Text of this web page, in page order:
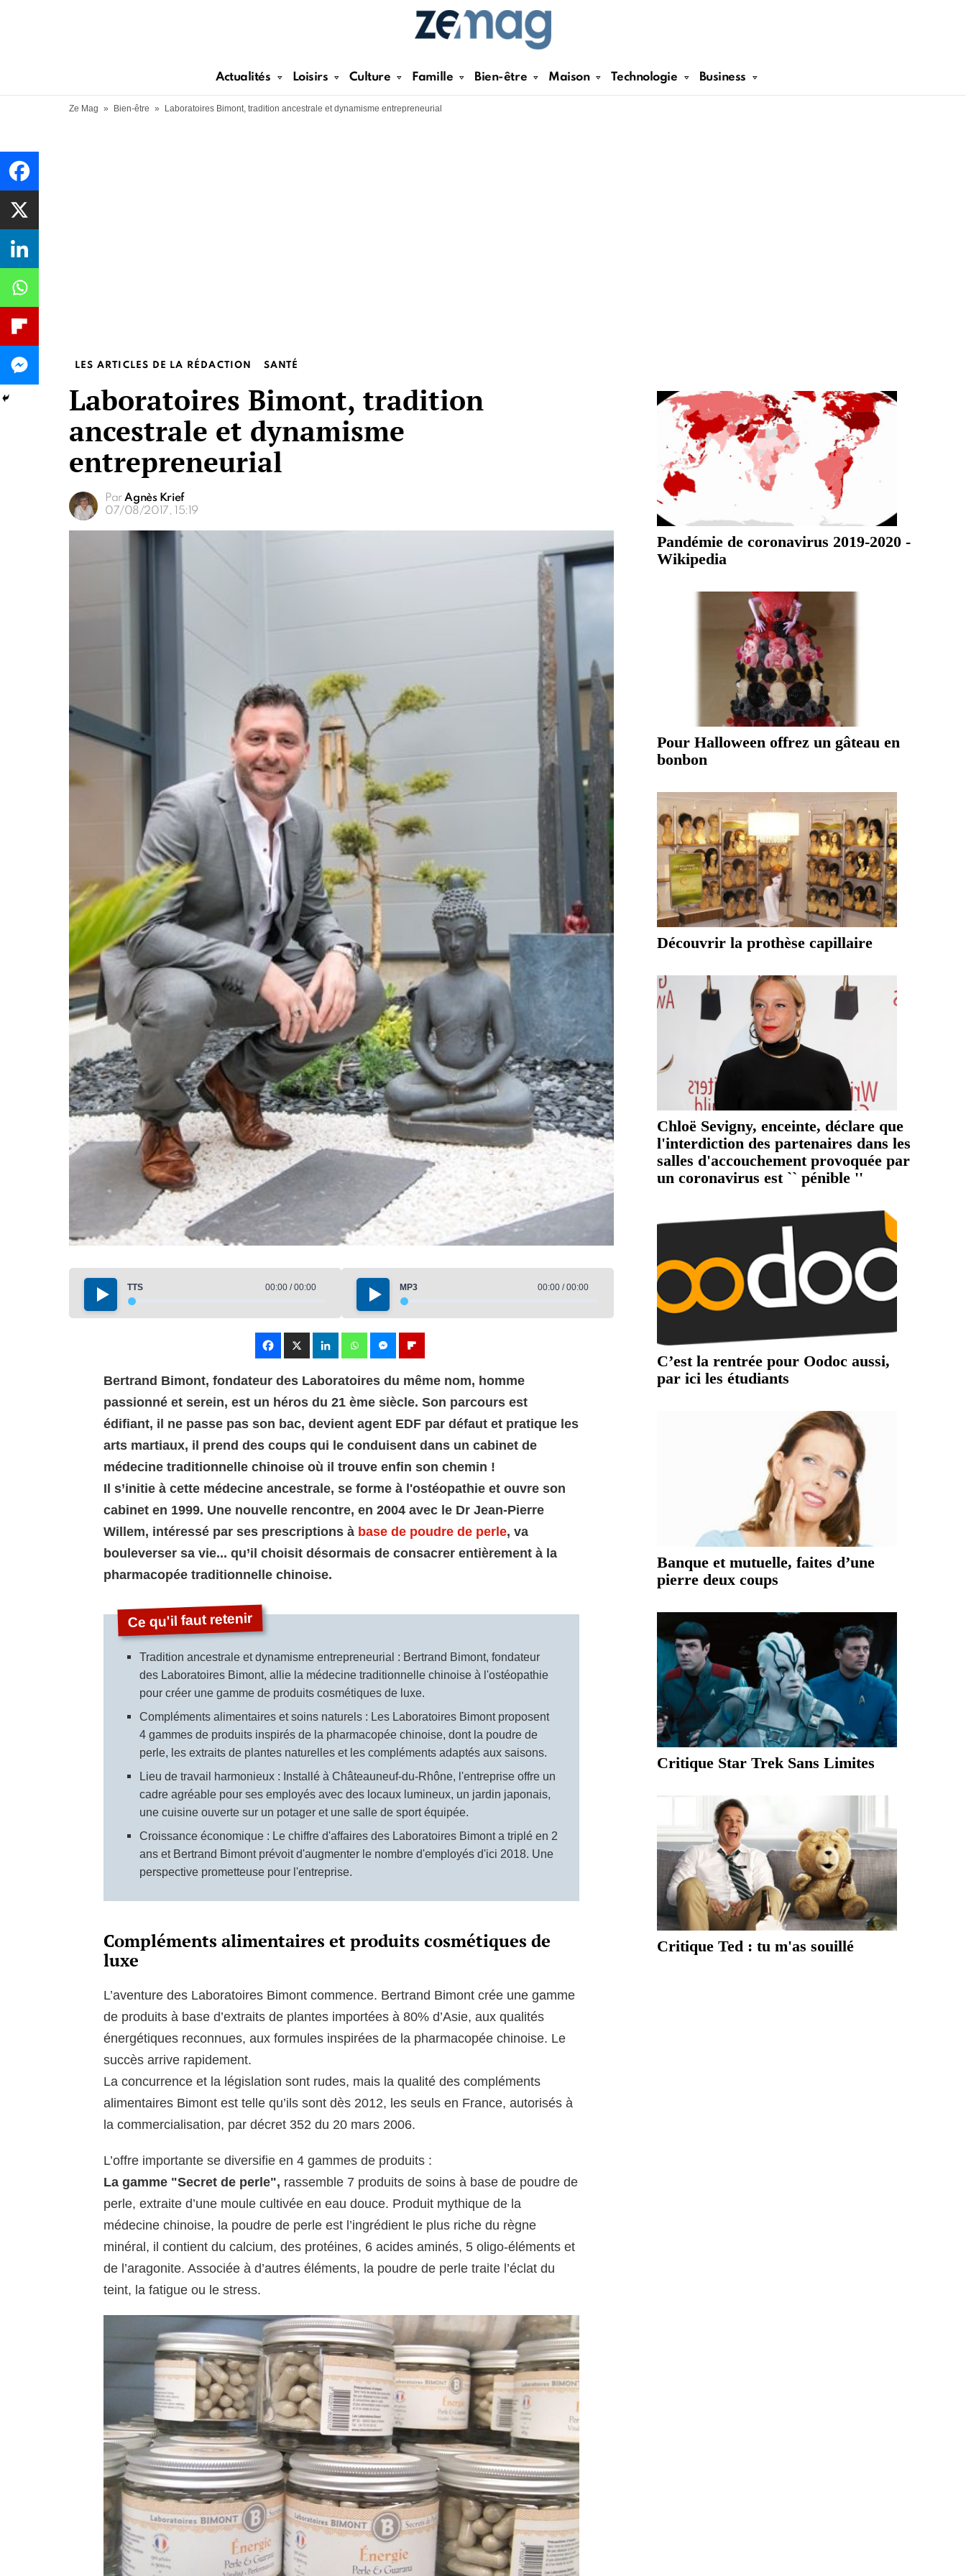
Actualités Loisirs Culture Famille Bien-être Maison Technologie Business
Ze Mag » Bien-être » Laboratoires Bimont, tradition ancestrale et dynamisme entrepreneurial
LES ARTICLES DE LA RÉDACTION SANTÉ
Laboratoires Bimont, tradition
ancestrale et dynamisme
entrepreneurial
Par Agnès Krief
07/08/2017, 15:19
TTS 00:00 / 00:00 MP3 00:00 / 00:00
Bertrand Bimont, fondateur des Laboratoires du même nom, homme
passionné et serein, est un héros du 21 ème siècle. Son parcours est
édifiant, il ne passe pas son bac, devient agent EDF par défaut et pratique les
arts martiaux, il prend des coups qui le conduisent dans un cabinet de
médecine traditionnelle chinoise où il trouve enfin son chemin !
Il s’initie à cette médecine ancestrale, se forme à l'ostéopathie et ouvre son
cabinet en 1999. Une nouvelle rencontre, en 2004 avec le Dr Jean-Pierre
Willem, intéressé par ses prescriptions à base de poudre de perle, va
bouleverser sa vie... qu’il choisit désormais de consacrer entièrement à la
pharmacopée traditionnelle chinoise.
Tradition ancestrale et dynamisme entrepreneurial : Bertrand Bimont, fondateur
des Laboratoires Bimont, allie la médecine traditionnelle chinoise à l'ostéopathie
pour créer une gamme de produits cosmétiques de luxe.
Compléments alimentaires et soins naturels : Les Laboratoires Bimont proposent
4 gammes de produits inspirés de la pharmacopée chinoise, dont la poudre de
perle, les extraits de plantes naturelles et les compléments adaptés aux saisons.
Lieu de travail harmonieux : Installé à Châteauneuf-du-Rhône, l'entreprise offre un
cadre agréable pour ses employés avec des locaux lumineux, un jardin japonais,
une cuisine ouverte sur un potager et une salle de sport équipée.
Croissance économique : Le chiffre d'affaires des Laboratoires Bimont a triplé en 2
ans et Bertrand Bimont prévoit d'augmenter le nombre d'employés d'ici 2018. Une
perspective prometteuse pour l'entreprise.
Compléments alimentaires et produits cosmétiques de
luxe
L’aventure des Laboratoires Bimont commence. Bertrand Bimont crée une gamme
de produits à base d’extraits de plantes importées à 80% d’Asie, aux qualités
énergétiques reconnues, aux formules inspirées de la pharmacopée chinoise. Le
succès arrive rapidement.
La concurrence et la législation sont rudes, mais la qualité des compléments
alimentaires Bimont est telle qu’ils sont dès 2012, les seuls en France, autorisés à
la commercialisation, par décret 352 du 20 mars 2006.
L’offre importante se diversifie en 4 gammes de produits :
La gamme "Secret de perle", rassemble 7 produits de soins à base de poudre de
perle, extraite d’une moule cultivée en eau douce. Produit mythique de la
médecine chinoise, la poudre de perle est l’ingrédient le plus riche du règne
minéral, il contient du calcium, des protéines, 6 acides aminés, 5 oligo-éléments et
de l’aragonite. Associée à d’autres éléments, la poudre de perle traite l’éclat du
teint, la fatigue ou le stress.
Pandémie de coronavirus 2019-2020 -
Wikipedia
Pour Halloween offrez un gâteau en
bonbon
Découvrir la prothèse capillaire
Chloë Sevigny, enceinte, déclare que
l'interdiction des partenaires dans les
salles d'accouchement provoquée par
un coronavirus est `` pénible ''
C’est la rentrée pour Oodoc aussi,
par ici les étudiants
Banque et mutuelle, faites d’une
pierre deux coups
Critique Star Trek Sans Limites
Critique Ted : tu m'as souillé